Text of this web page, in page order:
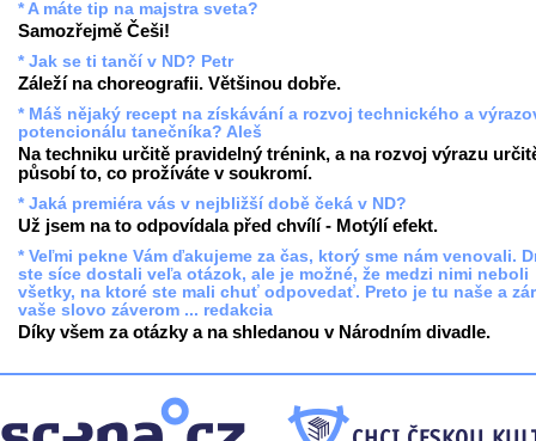
* A máte tip na majstra sveta?
Samozřejmě Češi!
* Jak se ti tančí v ND? Petr
Záleží na choreografii. Většinou dobře.
* Máš nějaký recept na získávání a rozvoj technického a
potencionálu tanečníka? Aleš
Na techniku určitě pravidelný trénink, a na rozvoj výrazu
působí to, co prožíváte v soukromí.
* Jaká premiéra vás v nejbližší době čeká v ND?
Už jsem na to odpovídala před chvílí - Motýlí efekt.
* Veľmi pekne Vám ďakujeme za čas, ktorý sme nám venovali.
ste síce dostali veľa otázok, ale je možné, že medzi nimi neboli
všetky, na ktoré ste mali chuť odpovedať. Preto je tu naše a
vaše slovo záverom ... redakcia
Díky všem za otázky a na shledanou v Národním divadle.